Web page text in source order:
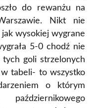
do rewanżu na
Nikt nie
wysokiej wygrane
5-0 chodź nie
tych goli strzelonych
tabeli- to wszystko
o którym